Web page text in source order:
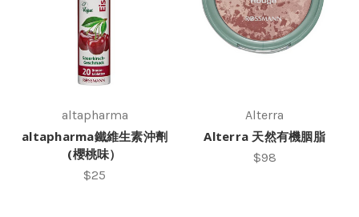
altapharma
altapharma鐵維生素沖劑
(櫻桃味）
$25
Alterra
Alterra 天然有機胭脂
$98